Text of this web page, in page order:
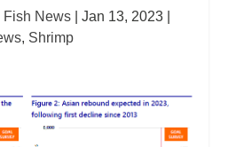
Fish News| Jan 13, 2023|
, Shrimp